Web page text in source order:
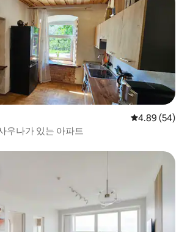
평점 4.89점(5
4.89 (54)
우나가 있는 아파트